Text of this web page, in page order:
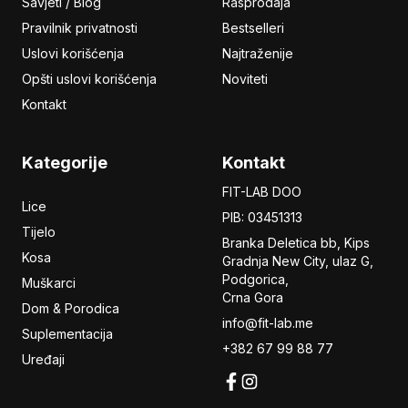
Pravilnik privatnosti
Uslovi korišćenja
Opšti uslovi korišćenja
Kontakt
Bestselleri
Najtraženije
Noviteti
Kategorije
Lice
Tijelo
Kosa
Muškarci
Dom & Porodica
Suplementacija
Uređaji
Kontakt
FIT-LAB DOO
PIB: 03451313
Branka Deletica bb, Kips
Gradnja New City, ulaz G,
Podgorica,
Crna Gora
info@fit-lab.me
+382 67 99 88 77